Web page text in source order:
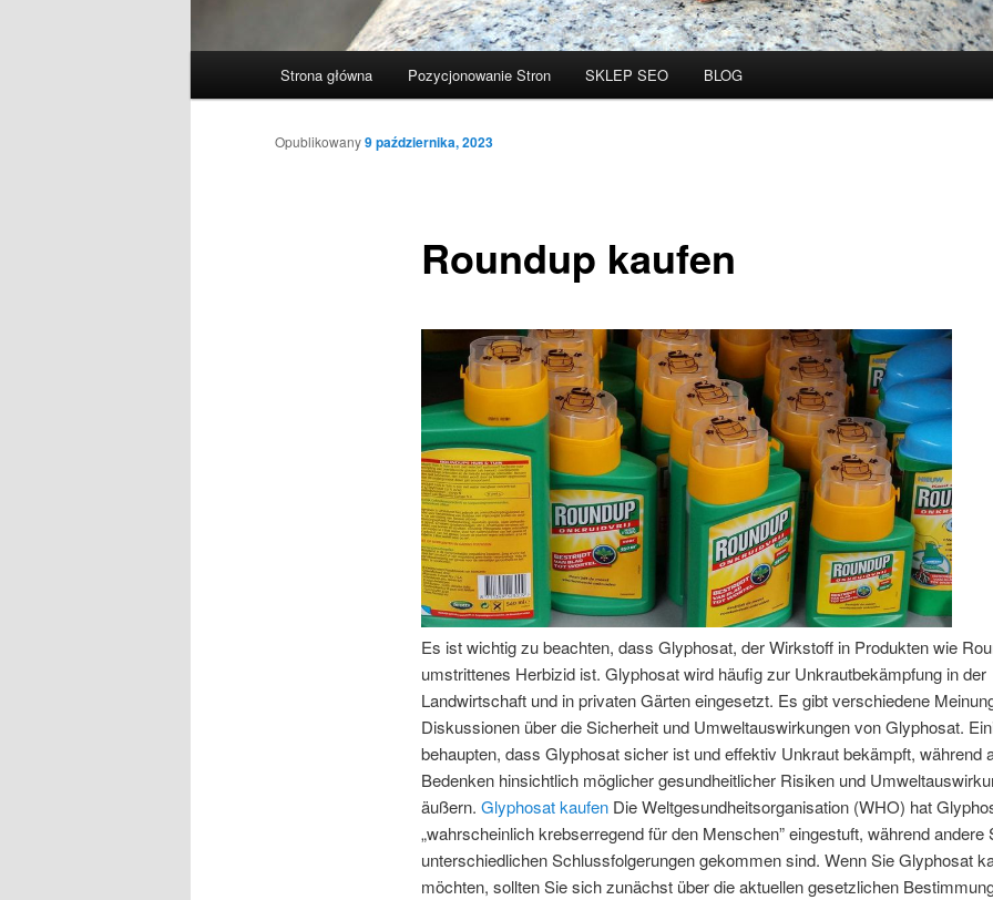
Strona główna Pozycjonowanie Stron SKLEP SEO BLOG
Roundup kaufen
Opublikowany9 października, 2023
Es ist wichtig zu beachten, dass Glyphosat, der Wirkstoff in Produkten wie
umstrittenes Herbizid ist. Glyphosat wird häufig zur Unkrautbekämpfung in der
Landwirtschaft und in privaten Gärten eingesetzt. Es gibt verschiedene
Diskussionen über die Sicherheit und Umweltauswirkungen von Glyphosat.
behaupten, dass Glyphosat sicher ist und effektiv Unkraut bekämpft, während
Bedenken hinsichtlich möglicher gesundheitlicher Risiken und
äußern. Glyphosat kaufenDie Weltgesundheitsorganisation (WHO) hat
„wahrscheinlich krebserregend für den Menschen” eingestuft, während andere
unterschiedlichen Schlussfolgerungen gekommen sind. Wenn Sie Glyphosat
möchten, sollten Sie sich zunächst über die aktuellen gesetzlichen